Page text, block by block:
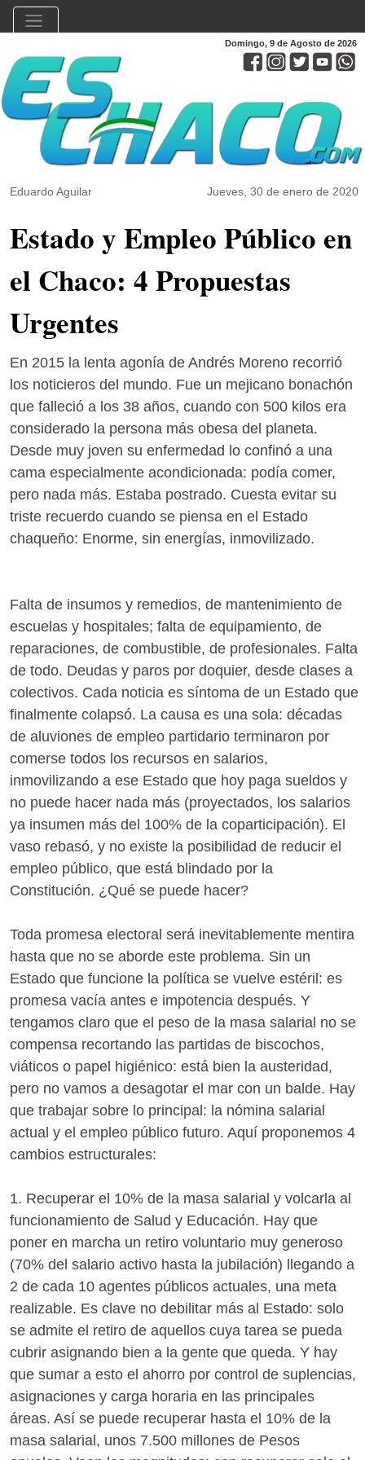
Domingo, 9 de Agosto de 2026
Eduardo Aguilar Jueves, 30 de enero de 2020
Estado y Empleo Público en
el Chaco: 4 Propuestas
Urgentes
En 2015 la lenta agonía de Andrés Moreno recorrió
los noticieros del mundo. Fue un mejicano bonachón
que falleció a los 38 años, cuando con 500 kilos era
considerado la persona más obesa del planeta.
Desde muy joven su enfermedad lo confinó a una
cama especialmente acondicionada: podía comer,
pero nada más. Estaba postrado. Cuesta evitar su
triste recuerdo cuando se piensa en el Estado
chaqueño: Enorme, sin energías, inmovilizado.
Falta de insumos y remedios, de mantenimiento de
escuelas y hospitales; falta de equipamiento, de
reparaciones, de combustible, de profesionales. Falta
de todo. Deudas y paros por doquier, desde clases a
colectivos. Cada noticia es síntoma de un Estado que
finalmente colapsó. La causa es una sola: décadas
de aluviones de empleo partidario terminaron por
comerse todos los recursos en salarios,
inmovilizando a ese Estado que hoy paga sueldos y
no puede hacer nada más (proyectados, los salarios
ya insumen más del 100% de la coparticipación). El
vaso rebasó, y no existe la posibilidad de reducir el
empleo público, que está blindado por la
Constitución. ¿Qué se puede hacer?
Toda promesa electoral será inevitablemente mentira
hasta que no se aborde este problema. Sin un
Estado que funcione la política se vuelve estéril: es
promesa vacía antes e impotencia después. Y
tengamos claro que el peso de la masa salarial no se
compensa recortando las partidas de biscochos,
viáticos o papel higiénico: está bien la austeridad,
pero no vamos a desagotar el mar con un balde. Hay
que trabajar sobre lo principal: la nómina salarial
actual y el empleo público futuro. Aquí proponemos 4
cambios estructurales:
1. Recuperar el 10% de la masa salarial y volcarla al
funcionamiento de Salud y Educación. Hay que
poner en marcha un retiro voluntario muy generoso
(70% del salario activo hasta la jubilación) llegando a
2 de cada 10 agentes públicos actuales, una meta
realizable. Es clave no debilitar más al Estado: solo
se admite el retiro de aquellos cuya tarea se pueda
cubrir asignando bien a la gente que queda. Y hay
que sumar a esto el ahorro por control de suplencias,
asignaciones y carga horaria en las principales
áreas. Así se puede recuperar hasta el 10% de la
masa salarial, unos 7.500 millones de Pesos